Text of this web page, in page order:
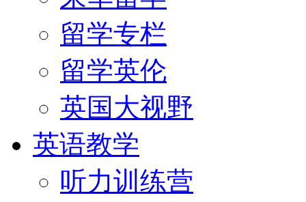
留学专栏
留学英伦
英国大视野
英语教学
听力训练营